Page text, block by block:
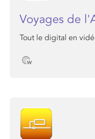
Voyages de
Tout le digital en